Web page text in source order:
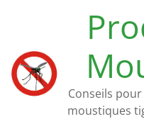
Conseils
moustiques